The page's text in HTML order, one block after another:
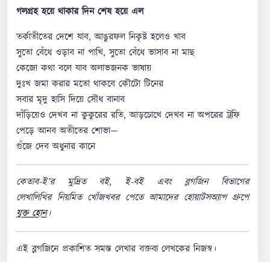
গলগ্রহ হয়ে থাকার দিন শেষ হয়ে এল
তর্কাতীতের দেশে যাব, আঙুরফল নিকৃষ্ট হলেও খাব
সুতো বেঁধে ওড়াব না পাখি, সুতো বেঁধে ভাসাব না মাছ
কেজো কথা বলে যাব অলাভজনক ভাষায়
দুঃখ জমা করার মতো থাকবে কৌটো টিনের
সবার মৃদু হাসি দিয়ে সৌধ বানাব
দাঁড়িয়েও দেখব না কুকুরের রতি, আড়চোখে দেখব না অপরের ট্রফি
পেড়ে আনব অতীতের শোভা—
গুঁজে দেব অধুনার কানে
কেতাব-ই’র মুদ্রিত বই, ই-বই এবং ব্লগজিন বিভাগের
লেখালিখির নিয়মিত খোঁজখবর পেতে আমাদের হোয়াটসঅ্যাপ গ্রুপে
যুক্ত হোন।
এই ব্লগজিনে প্রকাশিত সমস্ত লেখার বক্তব্য লেখকের নিজস্ব।